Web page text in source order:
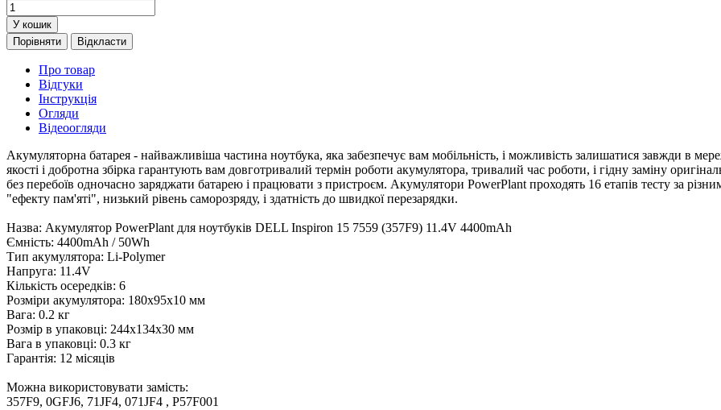
У кошик
Порівняти
Відкласти
Про товар
Відгуки
Інструкція
Огляди
Відеоогляди
Акумуляторна батарея - найважливіша частина ноутбука, яка забезпечує вам мобільність, і можливість залишатися завжди в
якості і добротна збірка гарантують вам довготривалий термін роботи акумулятора, тривалий час роботи, і гідну заміну
без перебоїв одночасно заряджати батарею і працювати з пристроєм. Акумулятори PowerPlant проходять 16 етапів тесту за
"ефекту пам'яті", низький рівень саморозряду, і здатність до швидкої перезарядки.
Назва: Акумулятор PowerPlant для ноутбуків DELL Inspiron 15 7559 (357F9) 11.4V 4400mAh
Ємність: 4400mAh / 50Wh
Тип акумулятора: Li-Polymer
Напруга: 11.4V
Кількість осередків: 6
Розміри акумулятора: 180x95x10 мм
Вага: 0.2 кг
Розмір в упаковці: 244x134x30 мм
Вага в упаковці: 0.3 кг
Гарантія: 12 місяців
Можна використовувати замість:
357F9, 0GFJ6, 71JF4, 071JF4 , P57F001